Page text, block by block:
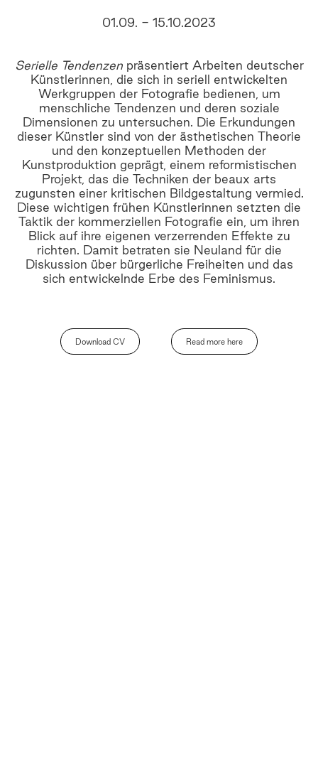
01.09. - 15.10.2023
Serielle Tendenzenpräsentiert Arbeiten deutscher
Künstlerinnen, die sich in seriell entwickelten
Werkgruppen der Fotografie bedienen, um
menschliche Tendenzen und deren soziale
Dimensionen zu untersuchen. Die Erkundungen
dieser Künstler sind von der ästhetischen Theorie
und den konzeptuellen Methoden der
Kunstproduktion geprägt, einem reformistischen
Projekt, das die Techniken der beaux arts
zugunsten einer kritischen Bildgestaltung vermied.
Diese wichtigen frühen Künstlerinnen setzten die
Taktik der kommerziellen Fotografie ein, um ihren
Blick auf ihre eigenen verzerrenden Effekte zu
richten. Damit betraten sie Neuland für die
Diskussion über bürgerliche Freiheiten und das
sich entwickelnde Erbe des Feminismus.
Download CV Read more here